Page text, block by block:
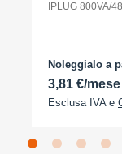
IPLUG 800VA/
Noleggialo a
3,81 €/mese
Esclusa IVA e